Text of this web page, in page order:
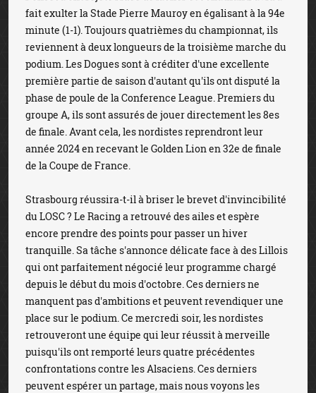
fait exulter la Stade Pierre Mauroy en égalisant à la 94e
minute (1-1). Toujours quatrièmes du championnat, ils
reviennent à deux longueurs de la troisième marche du
podium. Les Dogues sont à créditer d'une excellente
première partie de saison d'autant qu'ils ont disputé la
phase de poule de la Conference League. Premiers du
groupe A, ils sont assurés de jouer directement les 8es
de finale. Avant cela, les nordistes reprendront leur
année 2024 en recevant le Golden Lion en 32e de finale
de la Coupe de France.
Strasbourg réussira-t-il à briser le brevet d'invincibilité
du LOSC ? Le Racing a retrouvé des ailes et espère
encore prendre des points pour passer un hiver
tranquille. Sa tâche s'annonce délicate face à des Lillois
qui ont parfaitement négocié leur programme chargé
depuis le début du mois d'octobre. Ces derniers ne
manquent pas d'ambitions et peuvent revendiquer une
place sur le podium. Ce mercredi soir, les nordistes
retrouveront une équipe qui leur réussit à merveille
puisqu'ils ont remporté leurs quatre précédentes
confrontations contre les Alsaciens. Ces derniers
peuvent espérer un partage, mais nous voyons les